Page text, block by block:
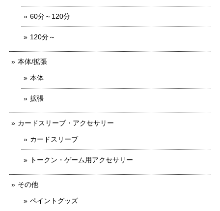
60分～120分
120分～
本体/拡張
本体
拡張
カードスリーブ・アクセサリー
カードスリーブ
トークン・ゲーム用アクセサリー
その他
ペイントグッズ